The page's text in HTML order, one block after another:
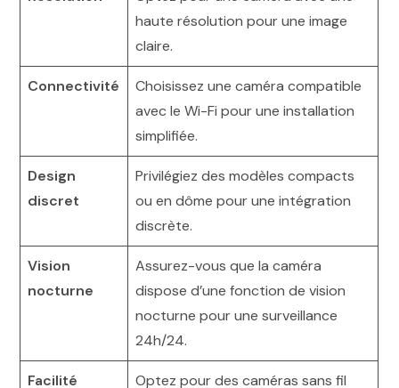
haute résolution pour une image
claire.
Connectivité
Choisissez une caméra compatible
avec le Wi-Fi pour une installation
simplifiée.
Design
discret
Privilégiez des modèles compacts
ou en dôme pour une intégration
discrète.
Vision
nocturne
Assurez-vous que la caméra
dispose d’une fonction de vision
nocturne pour une surveillance
24h/24.
Facilité
Optez pour des caméras sans fil